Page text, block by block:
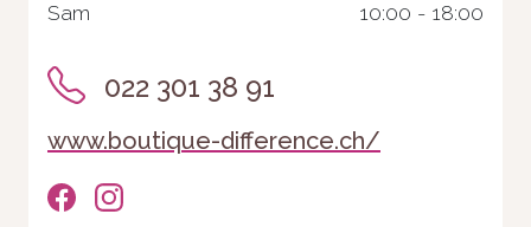
Sam 10:00 - 18:00
022 301 38 91
www.boutique-difference.ch/